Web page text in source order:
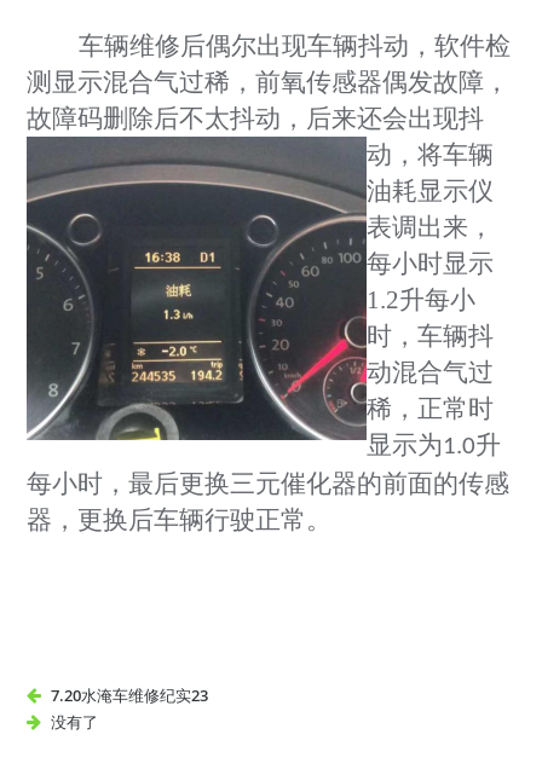
车辆维修后偶尔出现车辆抖动，软件检
测显示混合气过稀，前氧传感器偶发故障，
故障码删除后不太抖动，后来还会出现抖
动，将车辆
油耗显示仪
表调出来，
每小时显示
1.2升每小
时，车辆抖
动混合气过
稀，正常时
显示为1.0升
每小时，最后更换三元催化器的前面的传感
器，更换后车辆行驶正常。
7.20水淹车维修纪实23
没有了